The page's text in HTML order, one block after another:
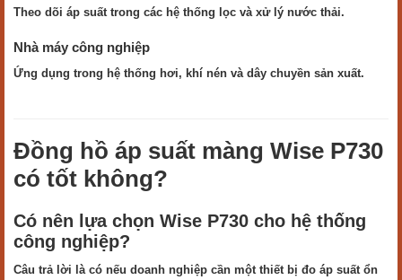
Theo dõi áp suất trong các hệ thống lọc và xử lý nước thải.
Nhà máy công nghiệp
Ứng dụng trong hệ thống hơi, khí nén và dây chuyền sản xuất.
Đồng hồ áp suất màng Wise P730
có tốt không?
Có nên lựa chọn Wise P730 cho hệ thống
công nghiệp?
Câu trả lời là có nếu doanh nghiệp cần một thiết bị đo áp suất ổn